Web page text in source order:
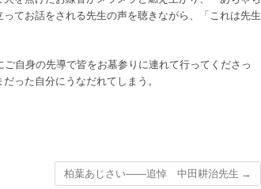
てお話をされる先生の声を聴きながら、「これは先生
自身の先導で皆をお墓参りに連れて行ってくださっ
った自分にうなだれてしまう。
柏葉あじさい――追悼 中田耕治先生 →